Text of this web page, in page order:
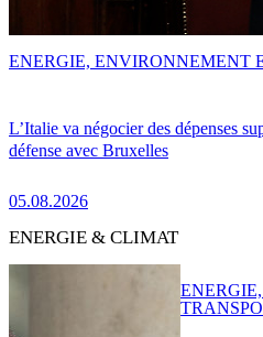
L’Italie va négocier des dépenses
défense avec Bruxelles
05.08.2026
ENERGIE, ENVIRONNEMENT
ENERGIE & CLIMAT